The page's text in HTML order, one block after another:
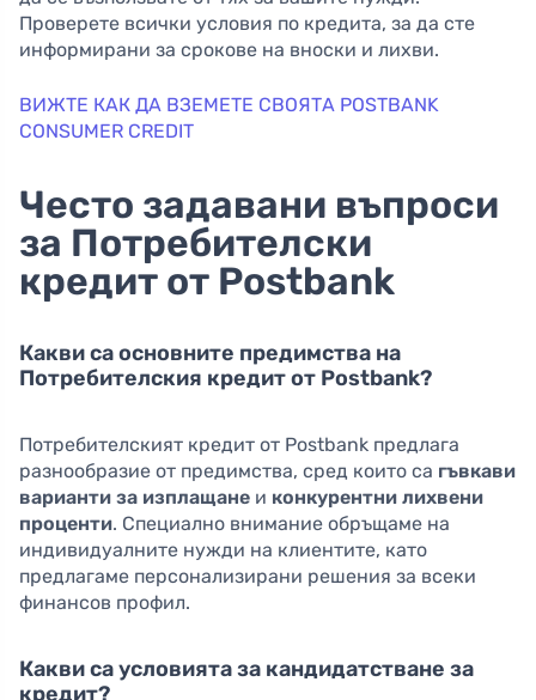
Проверете всички условия по кредита, за да сте
информирани за срокове на вноски и лихви.
ВИЖТЕ КАК ДА ВЗЕМЕТЕ СВОЯТА POSTBANK
CONSUMER CREDIT
Често задавани въпроси
за Потребителски
кредит от Postbank
Какви са основните предимства на
Потребителския кредит от Postbank?
Потребителският кредит от Postbank предлага
разнообразие от предимства, сред които са гъвкави
варианти за изплащане и конкурентни лихвени
проценти. Специално внимание обръщаме на
индивидуалните нужди на клиентите, като
предлагаме персонализирани решения за всеки
финансов профил.
Какви са условията за кандидатстване за
кредит?